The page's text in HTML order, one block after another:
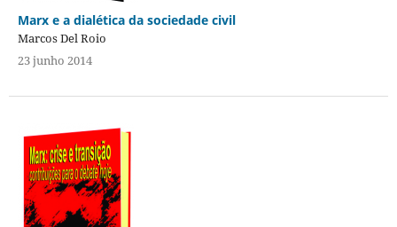
Marx e a dialética da sociedade civil
Marcos Del Roio
23 junho 2014